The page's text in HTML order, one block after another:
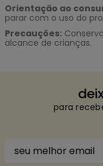
Orientação ao
parar com o uso do
Precauções:
alcance de crianças.
para